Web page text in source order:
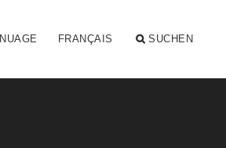
NUAGE FRANÇAIS SUCHEN